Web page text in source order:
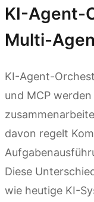
KI-Agent-
Multi-
KI-Agent-
und MCP
davon regelt
Diese
wie heutige KI-